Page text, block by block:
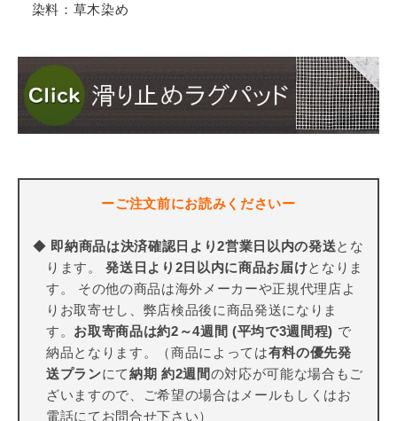
染料：草木染め
ーご注文前にお読みくださいー
◆ 即納商品は決済確認日より2営業日以内の発送とな
ります。発送日より2日以内に商品お届けとなりま
す。 その他の商品は海外メーカーや正規代理店よ
りお取寄せし、弊店検品後に商品発送になりま
す。 お取寄商品は約2～4週間 (平均で3週間程) で
納品となります。（商品によっては有料の優先発
送プランにて納期 約2週間の対応が可能な場合もご
ざいますので、ご希望の場合はメールもしくはお
電話にてお問合せ下さい）